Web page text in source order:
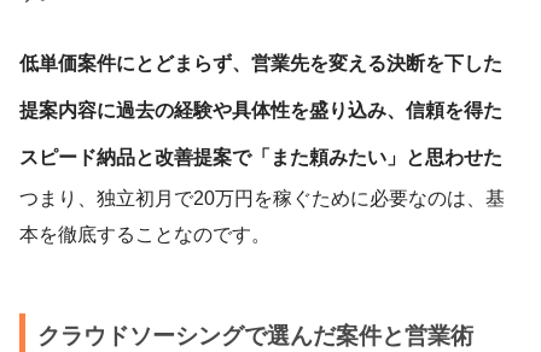
低単価案件にとどまらず、営業先を変える決断を下した
提案内容に過去の経験や具体性を盛り込み、信頼を得た
スピード納品と改善提案で「また頼みたい」と思わせた
つまり、独立初月で20万円を稼ぐために必要なのは、基
本を徹底することなのです。
クラウドソーシングで選んだ案件と営業術